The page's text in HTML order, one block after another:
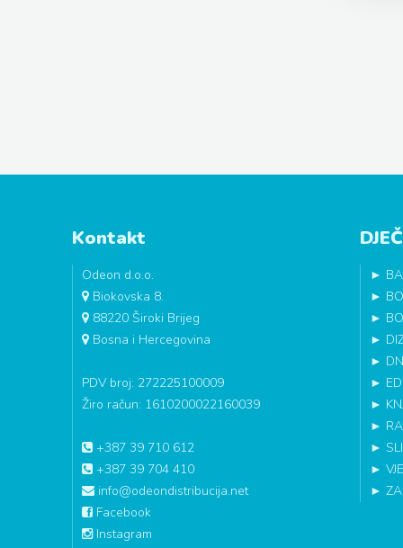
Kontakt
Odeon d.o.o.
Biokovska 8.
88220 Široki Brijeg
Bosna i Hercegovina
PDV broj: 272225100009
Žiro račun: 1610200022160039
+387 39 710 612
+387 39 704 410
info@odeondistribucija.net
Facebook
Instagram
►
►
►
►
►
►
►
►
►
►
►